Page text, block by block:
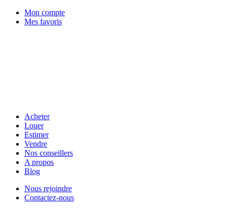
Mon compte
Mes favoris
Acheter
Louer
Estimer
Vendre
Nos conseillers
A propos
Blog
Nous rejoindre
Contactez-nous